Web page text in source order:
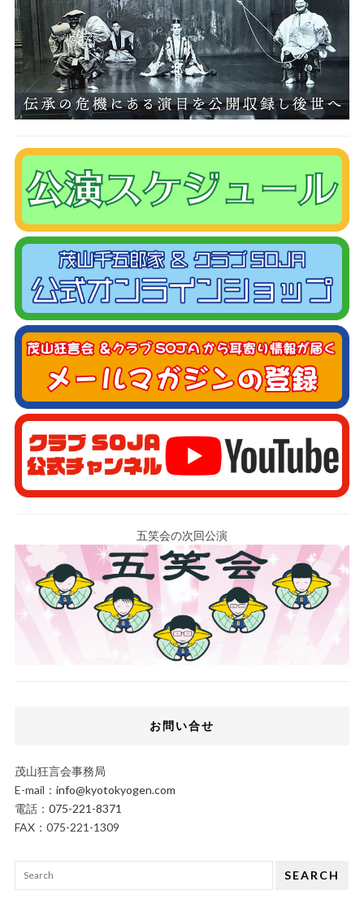
五笑会の次回公演
お問い合せ
茂山狂言会事務局
E-mail： info@kyotokyogen.com
電話： 075-221-8371
FAX：075-221-1309
SEARCH